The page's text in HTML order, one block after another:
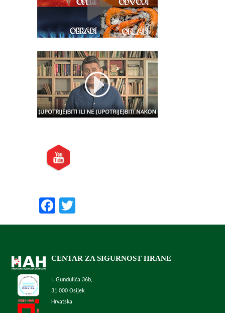
Facebook
CENTAR ZA SIGURNOST HRANE
I. Gundulića 36b,
31 000 Osijek
Hrvatska